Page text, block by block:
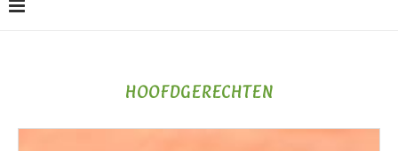
HOOFDGERECHTEN